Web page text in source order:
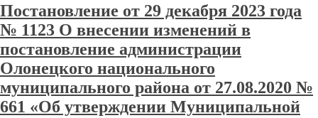
Постановление от 29 декабря 2023 года
№ 1123 О внесении изменений в
постановление администрации
Олонецкого национального
муниципального района от 27.08.2020 №
661 «Об утверждении Муниципальной